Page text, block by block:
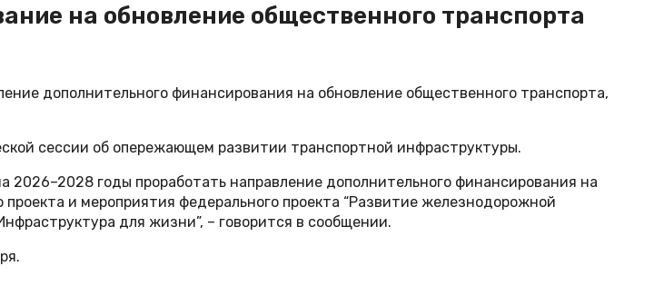
на обновление общественного транспорта
дополнительного финансирования на обновление общественного транспорта,
сессии об опережающем развитии транспортной инфраструктуры.
годы проработать направление дополнительного финансирования на
и мероприятия федерального проекта “Развитие железнодорожной
для жизни”, – говорится в сообщении.